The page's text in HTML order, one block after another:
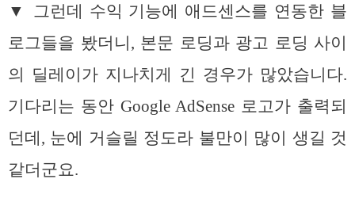
▼ 그런데 수익 기능에 애드센스를 연동한 블
로그들을 봤더니, 본문 로딩과 광고 로딩 사이
의 딜레이가 지나치게 긴 경우가 많았습니다.
기다리는 동안 Google AdSense 로고가 출력되
던데, 눈에 거슬릴 정도라 불만이 많이 생길 것
같더군요.